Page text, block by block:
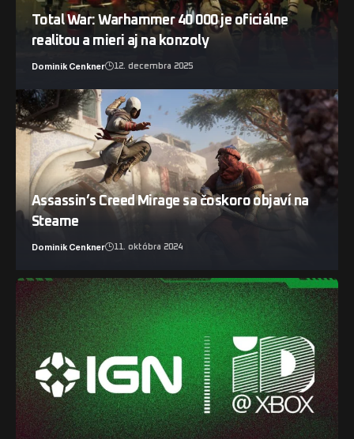
Total War: Warhammer 40 000 je oficiálne
realitou a mieri aj na konzoly
Dominik Cenkner 12. decembra 2025
Assassin’s Creed Mirage sa čoskoro objaví na
Steame
Dominik Cenkner 11. októbra 2024